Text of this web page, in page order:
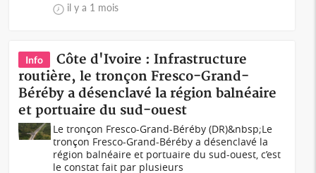
il y a 1 mois
Info
Côte d'Ivoire : Infrastructure
routière, le tronçon Fresco-Grand-
Béréby a désenclavé la région balnéaire
et portuaire du sud-ouest
Le tronçon Fresco-Grand-Béréby (DR)&nbsp;Le
tronçon Fresco-Grand-Béréby a désenclavé la
région balnéaire et portuaire du sud-ouest, c’est
le constat fait par plusieurs